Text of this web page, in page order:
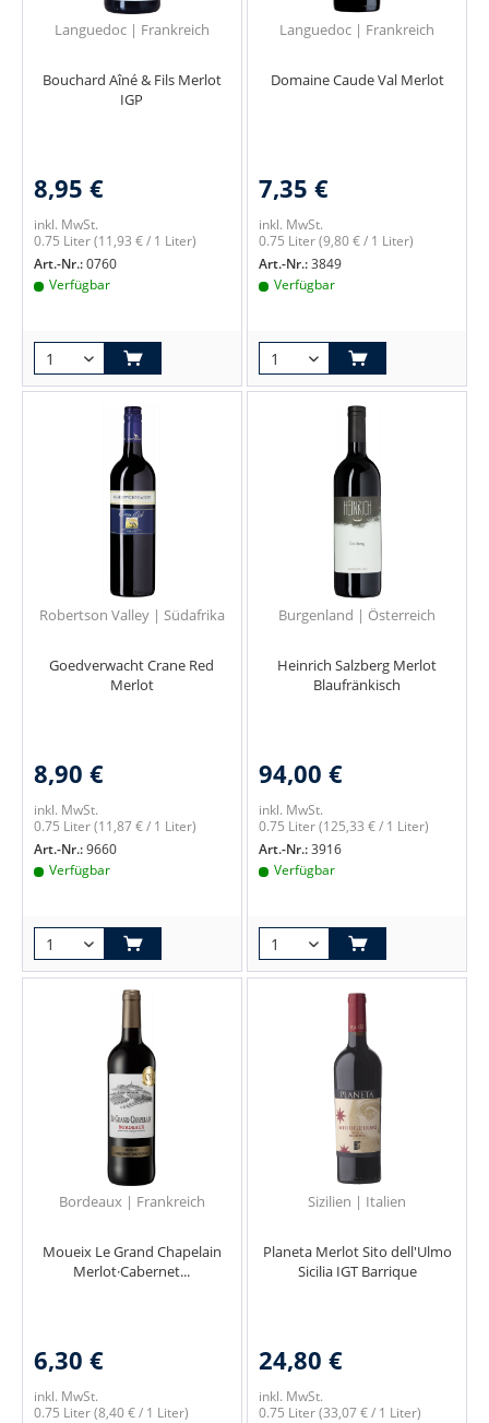
Languedoc | Frankreich
Bouchard Aîné & Fils Merlot
IGP
8,95 €
inkl. MwSt.
0.75 Liter(11,93 € / 1 Liter)
Art.-Nr.:0760
Verfügbar
Languedoc | Frankreich
Domaine Caude Val Merlot
7,35 €
inkl. MwSt.
0.75 Liter(9,80 € / 1 Liter)
Art.-Nr.:3849
Verfügbar
Robertson Valley | Südafrika
Goedverwacht Crane Red
Merlot
8,90 €
inkl. MwSt.
0.75 Liter(11,87 € / 1 Liter)
Art.-Nr.:9660
Verfügbar
Burgenland | Österreich
Heinrich Salzberg Merlot
Blaufränkisch
94,00 €
inkl. MwSt.
0.75 Liter(125,33 € / 1 Liter)
Art.-Nr.:3916
Verfügbar
Bordeaux | Frankreich
Moueix Le Grand Chapelain
Merlot·Cabernet...
6,30 €
inkl. MwSt.
0.75 Liter(8,40 € / 1 Liter)
Sizilien | Italien
Planeta Merlot Sito dell'Ulmo
Sicilia IGT Barrique
24,80 €
inkl. MwSt.
0.75 Liter(33,07 € / 1 Liter)